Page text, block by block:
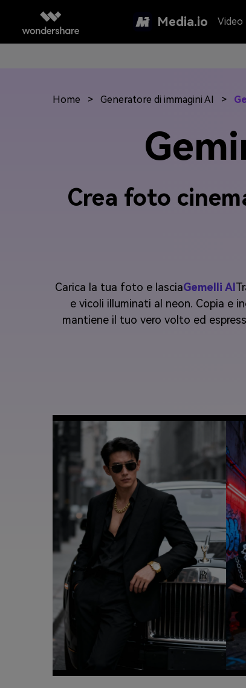
Media.io Video
Home > Generatore di immagini AI >
Crea foto
Carica la tua foto e lasciaGemelli AI
e vicoli illuminati al neon. Copia e
mantiene il tuo vero volto ed